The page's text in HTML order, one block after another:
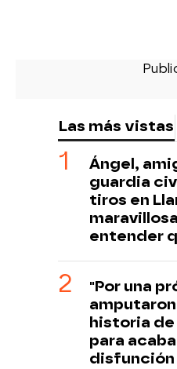
Las más vistas
Ángel,
guardia
tiros en
entender
"Por una
historia de
para